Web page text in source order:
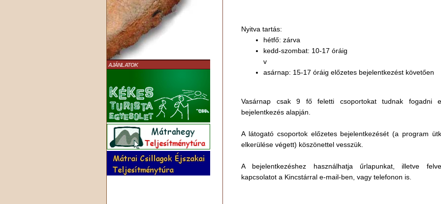
AJÁNLATOK
Nyitva tartás:
hétfő: zárva
kedd-szombat: 10-17 óráig
v
asárnap: 15-17 óráig előzetes bejelentkezést követően
Vasárnap csak 9 fő feletti csoportokat tudnak fogadni
bejelentkezés alapján.
A látogató csoportok előzetes bejelentkezését (a program
elkerülése végett) köszönettel vesszük.
A bejelentkezéshez használhatja űrlapunkat, illetve
kapcsolatot a Kincstárral e-mail-ben, vagy telefonon is.